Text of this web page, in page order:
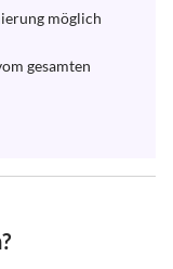
möglich
gesamten